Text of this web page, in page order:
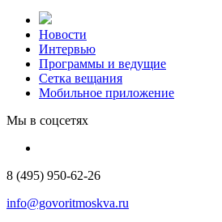
Новости
Интервью
Программы и ведущие
Сетка вещания
Мобильное приложение
Мы в соцсетях
8 (495) 950-62-26
info@govoritmoskva.ru